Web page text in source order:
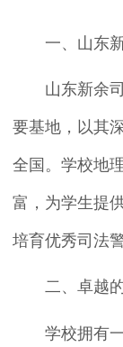
一、山东
山东新余
要基地，以其
全国。学校地
富，为学生提
培育优秀司法
二、卓越
学校拥有